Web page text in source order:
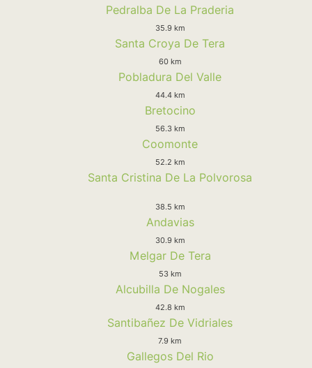
Pedralba De La Praderia
35.9 km
Santa Croya De Tera
60 km
Pobladura Del Valle
44.4 km
Bretocino
56.3 km
Coomonte
52.2 km
Santa Cristina De La Polvorosa
38.5 km
Andavias
30.9 km
Melgar De Tera
53 km
Alcubilla De Nogales
42.8 km
Santibañez De Vidriales
7.9 km
Gallegos Del Rio